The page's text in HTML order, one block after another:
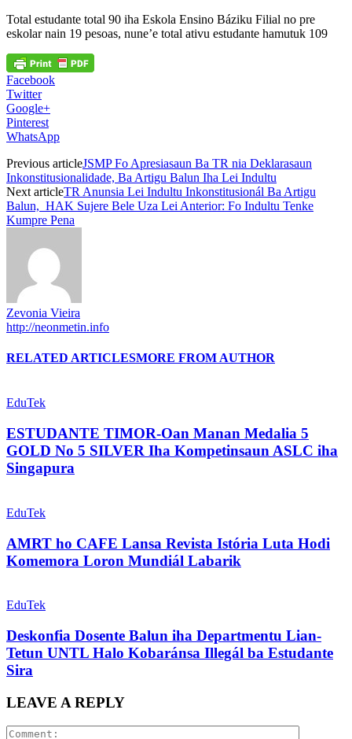
Total estudante total 90 iha Eskola Ensino Báziku Filial no pre
eskolar nain 19 pesoas, nune’e total ativu estudante hamutuk 109
Facebook
Twitter
Google+
Pinterest
WhatsApp
Previous articleJSMP Fo Apresiasaun Ba TR nia Deklarasaun
Inkonstitusionalidade, Ba Artigu Balun Iha Lei Indultu
Next articleTR Anunsia Lei Indultu Inkonstitusionál Ba Artigu
Balun, HAK Sujere Bele Uza Lei Anterior: Fo Indultu Tenke
Kumpre Pena
Zevonia Vieira
http://neonmetin.info
RELATED ARTICLESMORE FROM AUTHOR
EduTek
ESTUDANTE TIMOR-Oan Manan Medalia 5
GOLD No 5 SILVER Iha Kompetinsaun ASLC iha
Singapura
EduTek
AMRT ho CAFE Lansa Revista Istória Luta Hodi
Komemora Loron Mundiál Labarik
EduTek
Deskonfia Dosente Balun iha Departmentu Lian-
Tetun UNTL Halo Kobaránsa Illegál ba Estudante
Sira
LEAVE A REPLY